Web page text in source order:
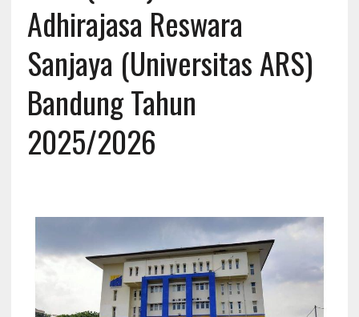
Adhirajasa Reswara
Sanjaya (Universitas ARS)
Bandung Tahun
2025/2026